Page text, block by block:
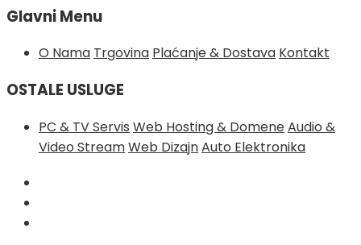
Glavni Menu
O Nama Trgovina Plaćanje & Dostava Kontakt
OSTALE USLUGE
PC & TV Servis Web Hosting & DomeneAudio &
Video StreamWeb DizajnAuto Elektronika